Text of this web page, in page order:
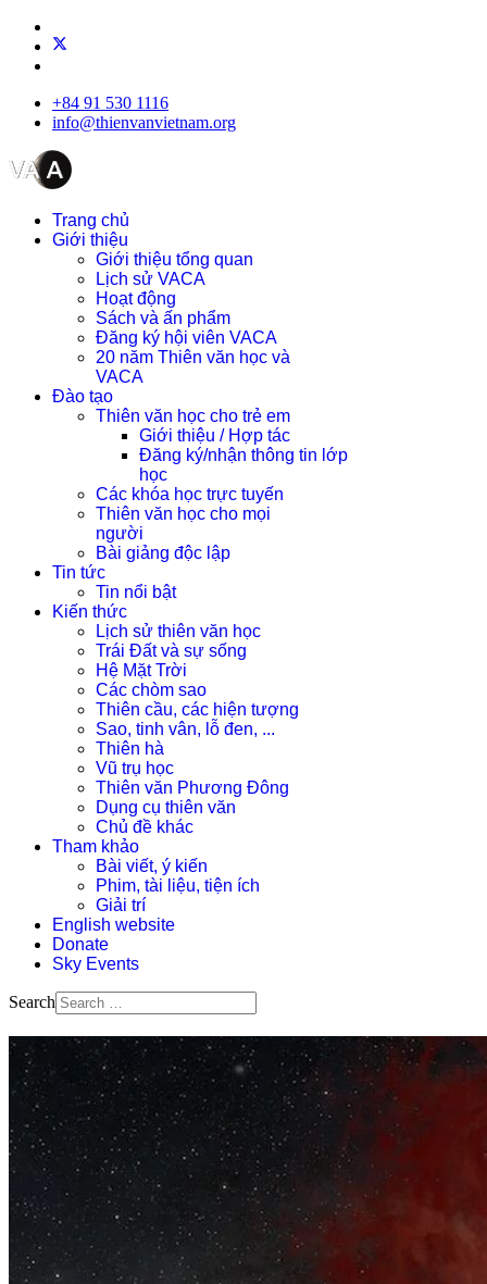
+84 91 530 1116
info@thienvanvietnam.org
Trang chủ
Giới thiệu
Giới thiệu tổng quan
Lịch sử VACA
Hoạt động
Sách và ấn phẩm
Đăng ký hội viên VACA
20 năm Thiên văn học và
VACA
Đào tạo
Thiên văn học cho trẻ em
Giới thiệu / Hợp tác
Đăng ký/nhận thông tin lớp
học
Các khóa học trực tuyến
Thiên văn học cho mọi
người
Bài giảng độc lập
Tin tức
Tin nổi bật
Kiến thức
Lịch sử thiên văn học
Trái Đất và sự sống
Hệ Mặt Trời
Các chòm sao
Thiên cầu, các hiện tượng
Sao, tinh vân, lỗ đen, ...
Thiên hà
Vũ trụ học
Thiên văn Phương Đông
Dụng cụ thiên văn
Chủ đề khác
Tham khảo
Bài viết, ý kiến
Phim, tài liệu, tiện ích
Giải trí
English website
Donate
Sky Events
Search